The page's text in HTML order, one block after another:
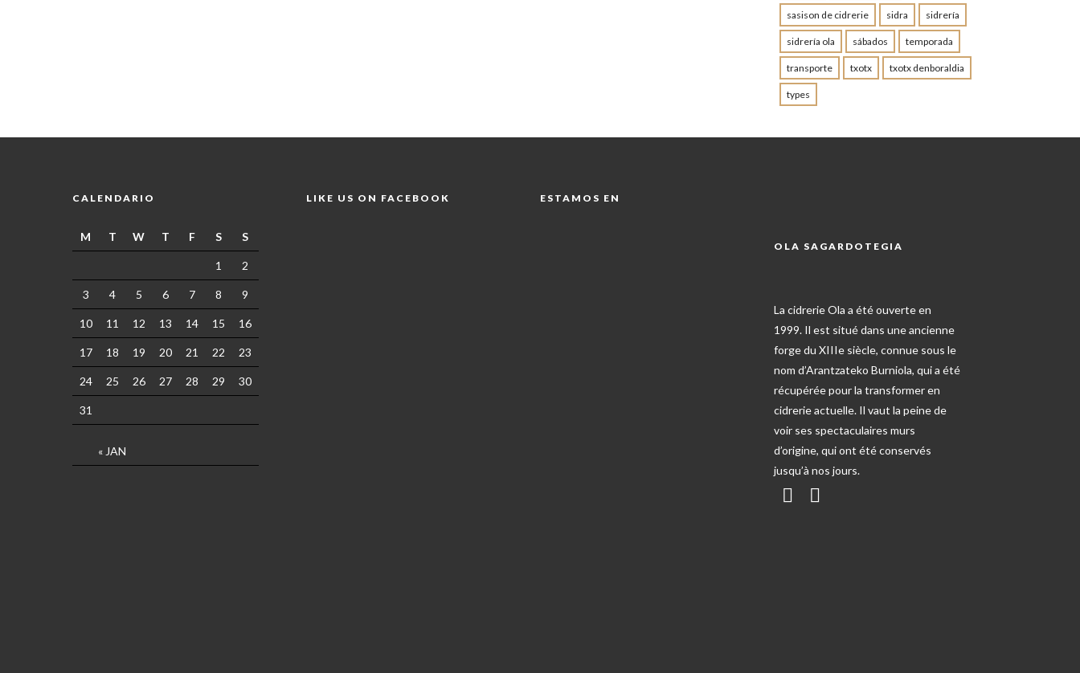
sasison de cidrerie sidra sidrería
sidrería ola sábados temporada
transporte txotx txotx denboraldia
types
CALENDARIO
M T W T F S S
« JAN
1 2
3 4 5 6 7 8 9
10 11 12 13 14 15 16
17 18 19 20 21 22 23
24 25 26 27 28 29 30
31
LIKE US ON FACEBOOK ESTAMOS EN
OLA SAGARDOTEGIA
La cidrerie Ola a été ouverte en
1999. Il est situé dans une ancienne
forge du XIIIe siècle, connue sous le
nom d’Arantzateko Burniola, qui a été
récupérée pour la transformer en
cidrerie actuelle. Il vaut la peine de
voir ses spectaculaires murs
d’origine, qui ont été conservés
jusqu’à nos jours.